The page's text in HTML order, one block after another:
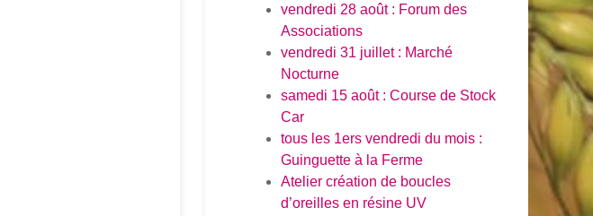
vendredi 28 août : Forum des
Associations
vendredi 31 juillet : Marché
Nocturne
samedi 15 août : Course de Stock
Car
tous les 1ers vendredi du mois :
Guinguette à la Ferme
Atelier création de boucles
d’oreilles en résine UV